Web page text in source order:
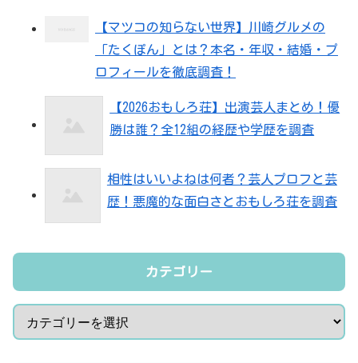
【マツコの知らない世界】川崎グルメの
「たくぽん」とは？本名・年収・結婚・プ
ロフィールを徹底調査！
【2026おもしろ荘】出演芸人まとめ！優
勝は誰？全12組の経歴や学歴を調査
相性はいいよねは何者？芸人プロフと芸
歴！悪魔的な面白さとおもしろ荘を調査
カテゴリー